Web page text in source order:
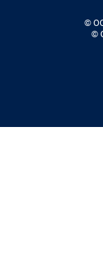
©
©